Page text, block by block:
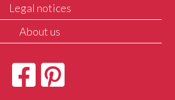
Legal notices
About us